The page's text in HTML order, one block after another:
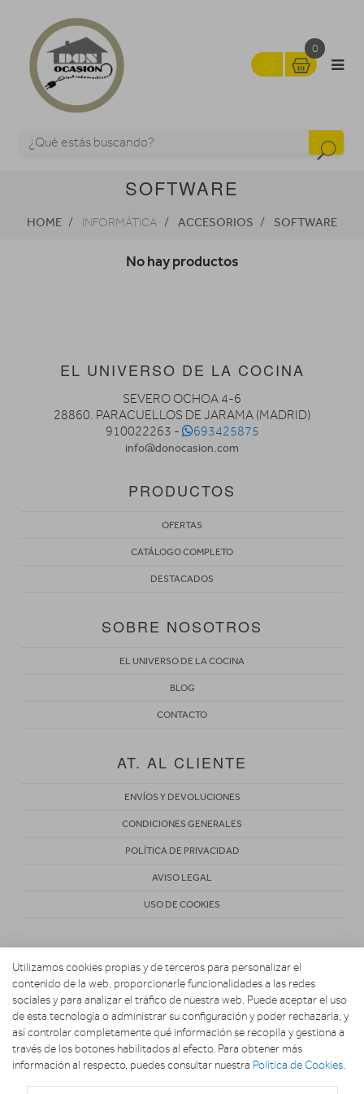
0
SOFTWARE
HOME INFORMÁTICA ACCESORIOS SOFTWARE
No hay productos
EL UNIVERSO DE LA COCINA
SEVERO OCHOA 4-6
28860. PARACUELLOS DE JARAMA (MADRID)
910022263 -
693425875
info@donocasion.com
PRODUCTOS
OFERTAS
CATÁLOGO COMPLETO
DESTACADOS
SOBRE NOSOTROS
EL UNIVERSO DE LA COCINA
BLOG
CONTACTO
AT. AL CLIENTE
ENVÍOS Y DEVOLUCIONES
CONDICIONES GENERALES
POLÍTICA DE PRIVACIDAD
AVISO LEGAL
USO DE COOKIES
Copyright 2026. EL UNIVERSO DE LA COCINA
Utilizamos cookies propias y de terceros para personalizar el
contenido de la web, proporcionarle funcionalidades a las redes
sociales y para analizar el tráfico de nuestra web. Puede aceptar el uso
de esta tecnología o administrar su configuración y poder rechazarla, y
así controlar completamente qué información se recopila y gestiona a
través de los botones habilitados al efecto. Para obtener más
información al respecto, puedes consultar nuestra Política de Cookies.